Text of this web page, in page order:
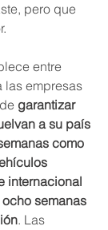
pero que
entre
las empresas
garantizar
a su país
como
internacional
semanas
. Las